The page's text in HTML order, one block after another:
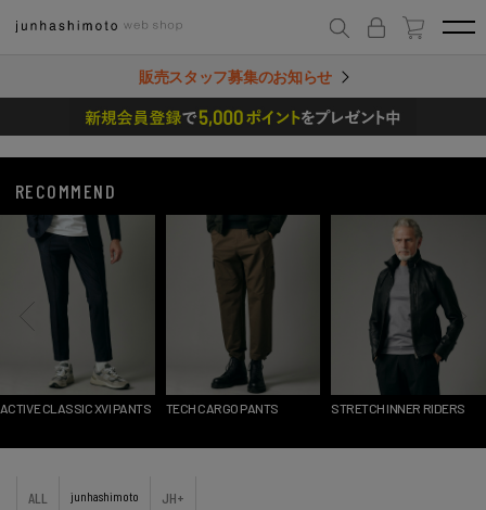
販売スタッフ募集のお知らせ
RECOMMEND
ACTIVE CLASSIC XVI PANTS TECH CARGO PANTS STRETCH INNER RIDERS
ALL junhashimoto JH+